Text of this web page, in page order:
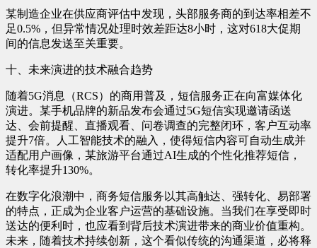
某制造企业在供应商评估中发现，头部服务商的到达率相差不
足0.5%，但异常情况处理时效差距达8小时，这对618大促期
间的信息发送至关重要。
十、未来演进的技术融合趋势
随着5G消息（RCS）的商用普及，短信服务正在向富媒体化
演进。某手机品牌的新品发布会通过5G短信实现邀请函送
达、会前提醒、直播观看、问卷调查的完整闭环，客户互动率
提升7倍。人工智能技术的融入，使得短信内容可自动生成并
适配用户画像，某旅游平台通过AI生成的个性化推荐短信，
转化率提升130%。
在数字化浪潮中，商务短信服务以其高触达、强转化、易部署
的特点，正成为企业客户运营的基础设施。当我们在享受即时
送达的便利时，也应看到背后技术演进带来的商业价值重构。
未来，随着技术持续创新，这个看似传统的沟通渠道，必将释